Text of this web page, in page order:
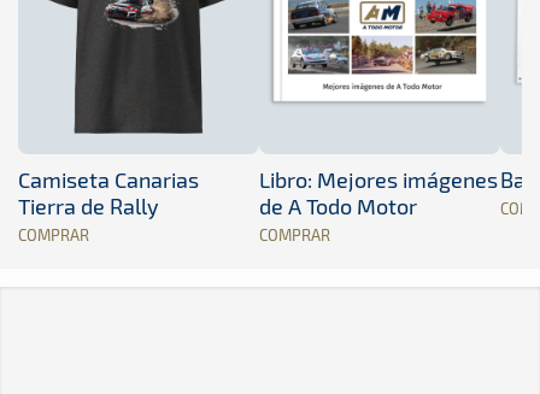
Camiseta Canarias
Tierra de Rally
COMPRAR
Libro: Mejores imágenes
de A Todo Motor
COMPRAR